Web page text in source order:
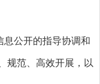
息公开的指导协调和
规范、高效开展，以